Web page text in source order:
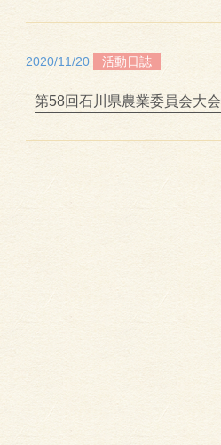
2020/11/20 活動日誌
第58回石川県農業委員会大会